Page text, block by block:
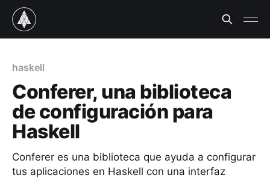
haskell
Conferer, una biblioteca
de configuración para
Haskell
Conferer es una biblioteca que ayuda a configurar
tus aplicaciones en Haskell con una interfaz